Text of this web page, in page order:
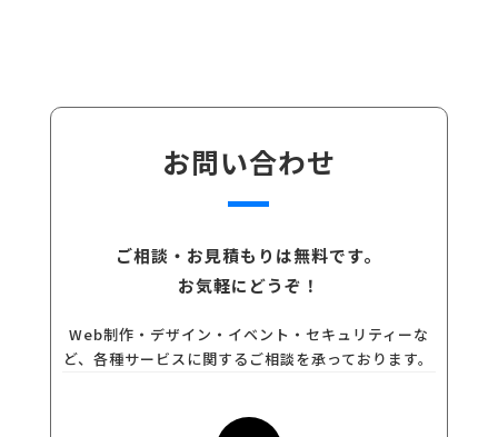
お問い合わせ
ご相談・お見積もりは無料です。
お気軽にどうぞ！
Web制作・デザイン・イベント・セキュリティーな
ど、各種サービスに関するご相談を承っております。